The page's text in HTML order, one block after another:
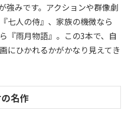
強みです。アクションや群像劇
七人の侍』、家族の機微なら
『雨月物語』。この3本で、自
にひかれるかがかなり見えてき
名作